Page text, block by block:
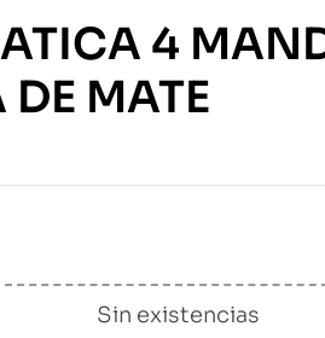
4
MATE
Sin existencias